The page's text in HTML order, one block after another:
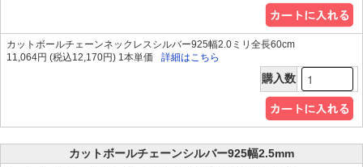
カットボールチェーンネックレスシルバー925幅2.0ミリ全長60cm
11,064円 (税込12,170円) 1本単価
詳細はこちら
購入数
カットボールチェーンシルバー925幅2.5mm